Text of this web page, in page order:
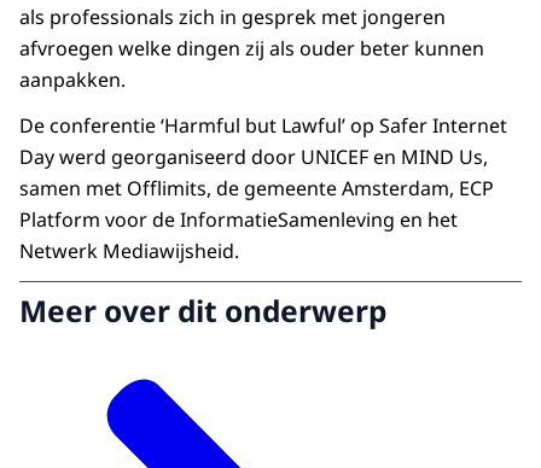
als professionals zich in gesprek met jongeren
afvroegen welke dingen zij als ouder beter kunnen
aanpakken.
De conferentie ‘Harmful but Lawful’ op Safer Internet
Day werd georganiseerd door UNICEF en MIND Us,
samen met Offlimits, de gemeente Amsterdam, ECP
Platform voor de InformatieSamenleving en het
Netwerk Mediawijsheid.
Meer over dit onderwerp